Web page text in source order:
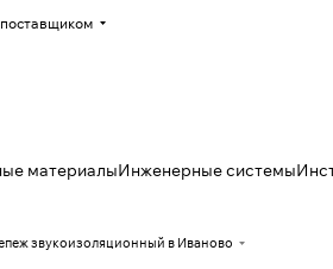
материалыИнженерные системы
звукоизоляционный в Иваново